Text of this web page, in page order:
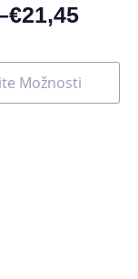
€21,45
Možnosti